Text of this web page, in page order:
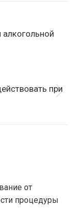
при
от
процедуры